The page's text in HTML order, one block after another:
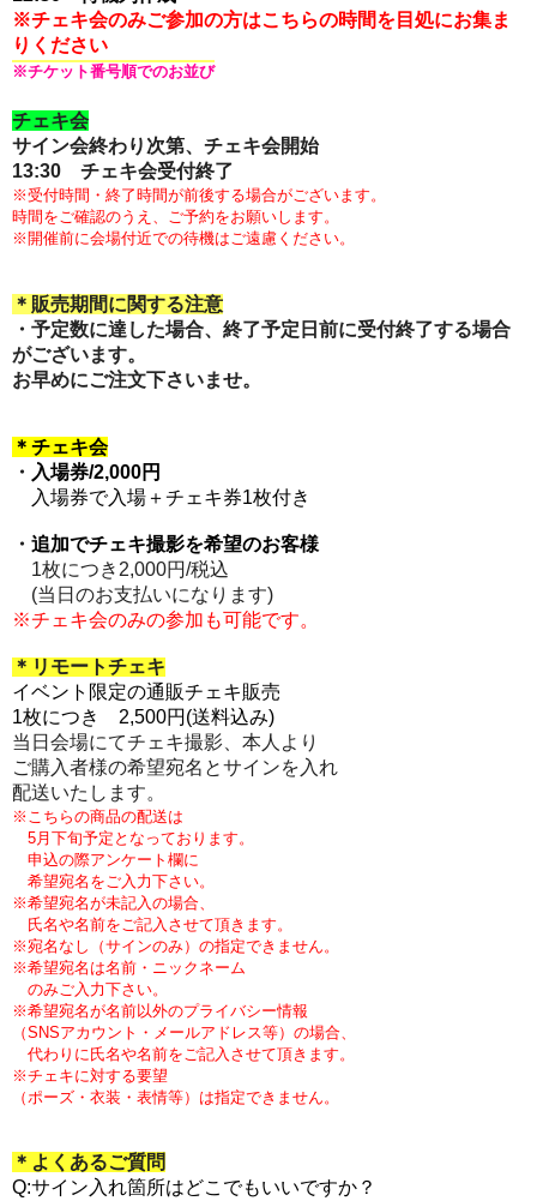
※チェキ会のみご参加の方はこちらの時間を目処にお集ま
りください
※チケット番号順でのお並び
チェキ会
サイン会終わり次第、チェキ会開始
13:30 チェキ会受付終了
※受付時間・終了時間が前後する場合がございます。
時間をご確認のうえ、ご予約をお願いします。
※開催前に会場付近での待機はご遠慮ください。
＊販売期間に関する注意
・予定数に達した場合、終了予定日前に受付終了する場合
がございます。
お早めにご注文下さいませ。
＊チェキ会
・ 入場券/2,000円
入場券で入場＋チェキ券1枚付き
・ 追加でチェキ撮影を希望のお客様
1枚につき2,000円/税込
(当日のお支払いになります)
※チェキ会のみの参加も可能です。
＊リモートチェキ
イベント限定の通販チェキ販売
1枚につき 2,500円(送料込み)
当日会場にてチェキ撮影、 本人より
ご購入者様の希望宛名とサインを入れ
配送いたします。
※こちらの商品の配送は
5月下旬予定となっております。
申込の際アンケート欄に
希望宛名をご入力下さい。
※希望宛名が未記入の場合、
氏名や名前をご記入させて頂きます。
※宛名なし（サインのみ）の指定できません。
※希望宛名は名前・ニックネーム
のみご入力下さい。
※希望宛名が名前以外のプライバシー情報
（SNSアカウント・メールアドレス等）の場合、
代わりに氏名や名前をご記入させて頂きます。
※チェキに対する要望
（ポーズ・衣装・表情等）は指定できません。
＊よくあるご質問
Q:サイン入れ箇所はどこでもいいですか？